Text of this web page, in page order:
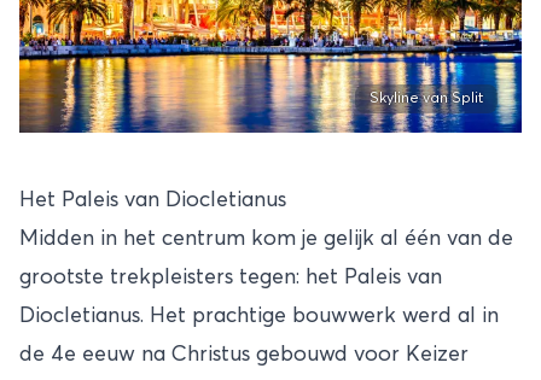
Skyline van Split
Het Paleis van Diocletianus
Midden in het centrum kom je gelijk al één van de
grootste trekpleisters tegen: het Paleis van
Diocletianus. Het prachtige bouwwerk werd al in
de 4e eeuw na Christus gebouwd voor Keizer